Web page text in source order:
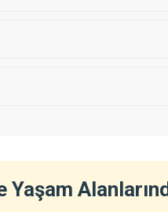
Yaşam